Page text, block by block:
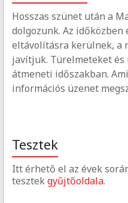
Hosszas szünet után a
dolgozunk. Az
eltávolításra kerülnek, a
javítjuk. Türelmeteket
átmeneti időszakban.
információs üzenet
Tesztek
Itt érhető el az évek
tesztekgyűjtőoldala.